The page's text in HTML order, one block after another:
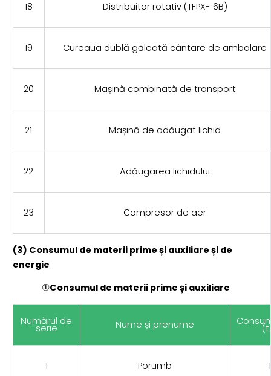
18 Distribuitor rotativ (TFPX- 6B)
19 Cureaua dublă găleată cântare de ambalare
20 Mașină combinată de transport
21 Mașină de adăugat lichid
22 Adăugarea lichidului
23 Compresor de aer
(3) Consumul de materii prime și auxiliare și de
energie
①Consumul de materii prime și auxiliare
Numărul de
serie Nume și prenume
1 Porumb